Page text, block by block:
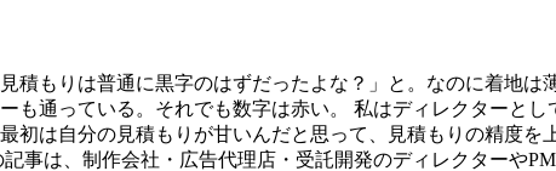
もりは普通に黒字のはずだったよな？」と。なのに着地は
通っている。それでも数字は赤い。 私はディレクターとし
は自分の見積もりが甘いんだと思って、見積もりの精度を
事は、制作会社・広告代理店・受託開発のディレクターや